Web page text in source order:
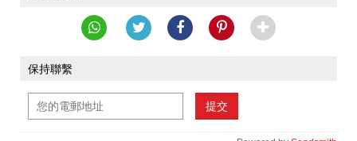
保持聯繫
提交